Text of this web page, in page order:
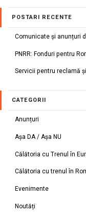
POSTARI RECENTE
Comunicate și anunțuri
PNRR: Fonduri pentru
Servicii pentru reclamă
CATEGORII
Anunțuri
Așa DA / Așa NU
Călătoria cu Trenul în
Călătoria cu trenul în
Evenimente
Noutăți